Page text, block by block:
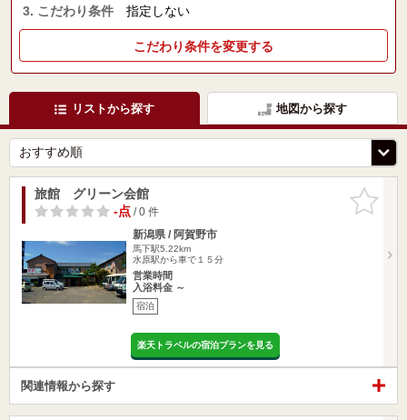
3. こだわり条件 指定しない
こだわり条件を変更する
リストから探す 地図から探す
お気に入
りに追加
旅館 グリーン会館
-点/ 0 件
新潟県 / 阿賀野市
馬下駅5.22km
水原駅から車で１５分
営業時間
入浴料金 ～
宿泊
楽天トラベルの宿泊プランを見る
関連情報から探す